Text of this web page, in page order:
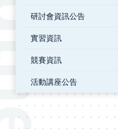
研討會資訊公告
實習資訊
競賽資訊
活動講座公告